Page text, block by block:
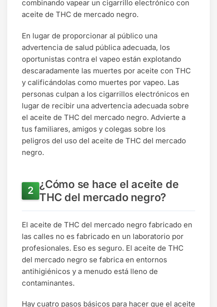
combinando vapear un cigarrillo electrónico con
aceite de THC de mercado negro.
En lugar de proporcionar al público una
advertencia de salud pública adecuada, los
oportunistas contra el vapeo están explotando
descaradamente las muertes por aceite con THC
y calificándolas como muertes por vapeo. Las
personas culpan a los cigarrillos electrónicos en
lugar de recibir una advertencia adecuada sobre
el aceite de THC del mercado negro. Advierte a
tus familiares, amigos y colegas sobre los
peligros del uso del aceite de THC del mercado
negro.
¿Cómo se hace el aceite de
THC del mercado negro?
El aceite de THC del mercado negro fabricado en
las calles no es fabricado en un laboratorio por
profesionales. Eso es seguro. El aceite de THC
del mercado negro se fabrica en entornos
antihigiénicos y a menudo está lleno de
contaminantes.
Hay cuatro pasos básicos para hacer que el aceite